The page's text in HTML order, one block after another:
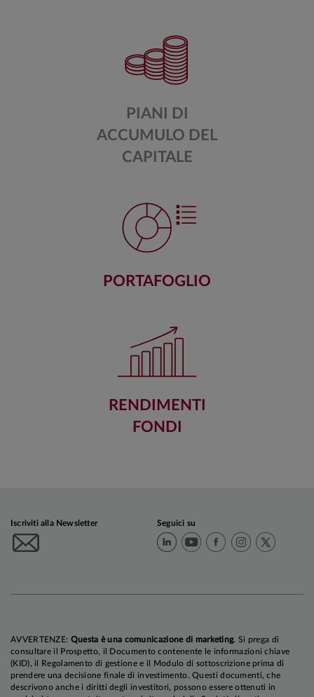
PIANI DI
ACCUMULO DEL
CAPITALE
PORTAFOGLIO
RENDIMENTI
FONDI
Iscriviti alla Newsletter Seguici su
AVVERTENZE: Questa è una comunicazione di marketing. Si prega di
consultare il Prospetto, il Documento contenente le informazioni chiave
(KID), il Regolamento di gestione e il Modulo di sottoscrizione prima di
prendere una decisione finale di investimento. Questi documenti, che
descrivono anche i diritti degli investitori, possono essere ottenuti in